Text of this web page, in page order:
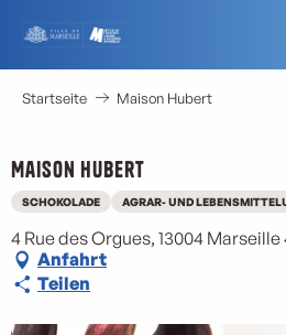
contenu
principal
Startseite Maison Hubert
Maison Hubert
SCHOKOLADE AGRAR- UND
4 Rue des Orgues, 13004
Anfahrt
Teilen